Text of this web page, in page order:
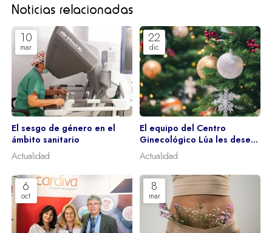
Noticias relacionadas
10
mar
El sesgo de género en el
ámbito sanitario
Actualidad
22
dic
El equipo del Centro
Ginecológico Lúa les desea
unas Felices Fiestas
Actualidad
6
oct
8
mar